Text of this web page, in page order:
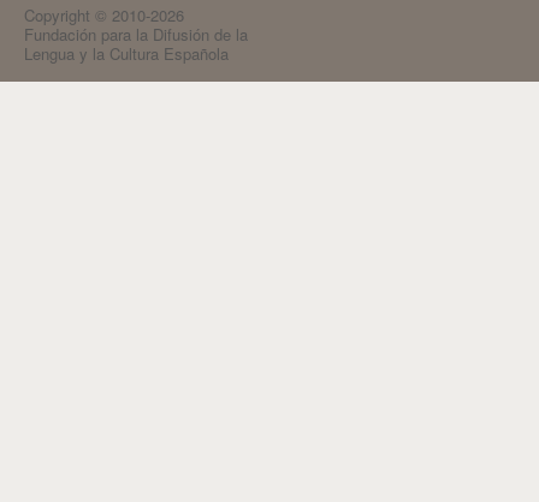
Copyright © 2010-2026
Fundación para la Difusión de la
Lengua y la Cultura Española